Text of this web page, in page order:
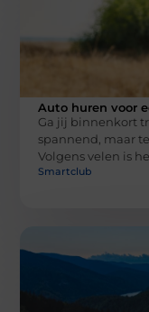
Auto huren voor
Ga jij binnenkort
spannend, maar
Volgens velen is
Smartclub